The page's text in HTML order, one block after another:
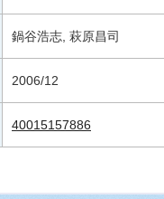
鍋谷浩志, 萩原昌司
2006/12
40015157886